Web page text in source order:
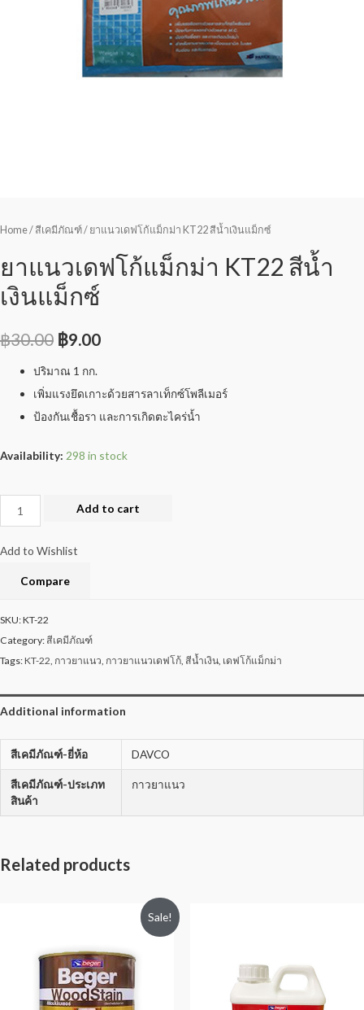
Home/ สีเคมีภัณฑ์/ ยาแนวเดฟโก้แม็กม่า KT22 สีน้ำเงินแม็กซ์
ยาแนวเดฟโก้แม็กม่า KT22 สีน้ำ
เงินแม็กซ์
฿30.00 ฿9.00
ปริมาณ 1 กก.
เพิ่มแรงยึดเกาะด้วยสารลาเท็กซ์โพลีเมอร์
ป้องกันเชื้อรา และการเกิดตะไคร่น้ำ
Availability: 298 in stock
Add to cart
Add to Wishlist
Compare
SKU:KT-22
Category: สีเคมีภัณฑ์
Tags:KT-22, กาวยาแนว, กาวยาแนวเดฟโก้, สีน้ำเงิน, เดฟโก้แม็กม่า
Additional information
สีเคมีภัณฑ์-ยี่ห้อ DAVCO
สีเคมีภัณฑ์-ประเภท
สินค้า
กาวยาแนว
Related products
Sale!